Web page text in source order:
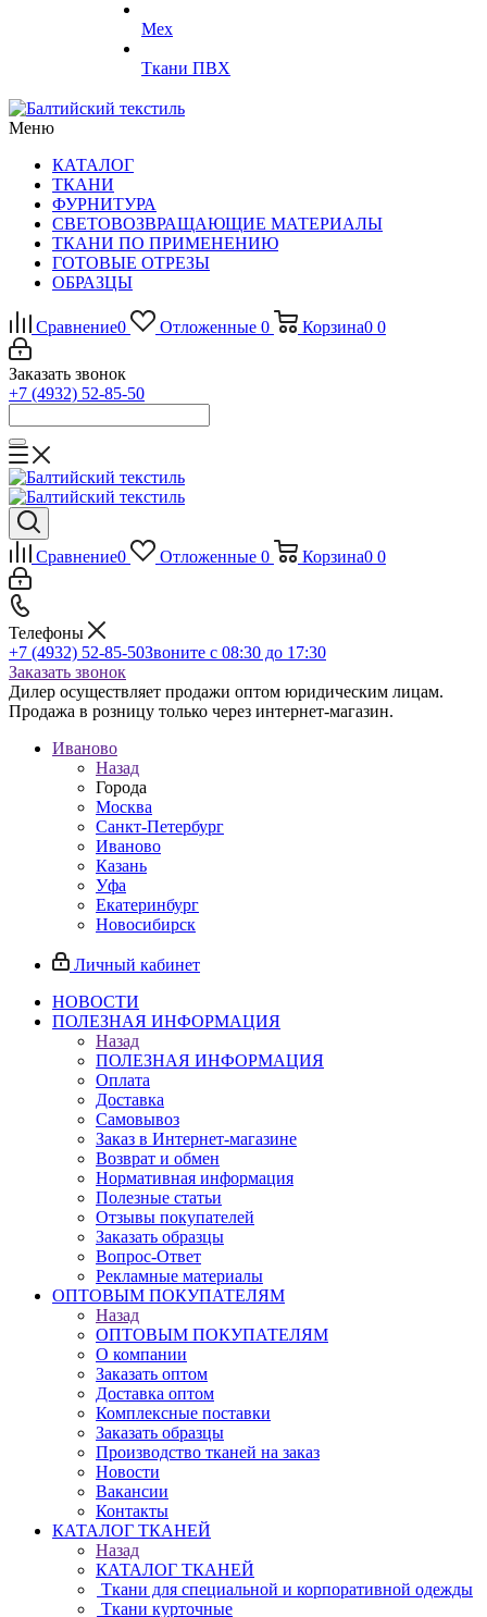
Мех
Ткани ПВХ
Меню
КАТАЛОГ
ТКАНИ
ФУРНИТУРА
СВЕТОВОЗВРАЩАЮЩИЕ МАТЕРИАЛЫ
ТКАНИ ПО ПРИМЕНЕНИЮ
ГОТОВЫЕ ОТРЕЗЫ
ОБРАЗЦЫ
Сравнение0 Отложенные 0 Корзина0 0
Заказать звонок
+7 (4932) 52-85-50
Сравнение0 Отложенные 0 Корзина0 0
Телефоны
+7 (4932) 52-85-50Звоните с 08:30 до 17:30
Заказать звонок
Дилер осуществляет продажи оптом юридическим лицам.
Продажа в розницу только через интернет-магазин.
Иваново
Назад
Города
Москва
Санкт-Петербург
Иваново
Казань
Уфа
Екатеринбург
Новосибирск
Личный кабинет
НОВОСТИ
ПОЛЕЗНАЯ ИНФОРМАЦИЯ
Назад
ПОЛЕЗНАЯ ИНФОРМАЦИЯ
Оплата
Доставка
Самовывоз
Заказ в Интернет-магазине
Возврат и обмен
Нормативная информация
Полезные статьи
Отзывы покупателей
Заказать образцы
Вопрос-Ответ
Рекламные материалы
ОПТОВЫМ ПОКУПАТЕЛЯМ
Назад
ОПТОВЫМ ПОКУПАТЕЛЯМ
О компании
Заказать оптом
Доставка оптом
Комплексные поставки
Заказать образцы
Производство тканей на заказ
Новости
Вакансии
Контакты
КАТАЛОГ ТКАНЕЙ
Назад
КАТАЛОГ ТКАНЕЙ
Ткани для специальной и корпоративной одежды
Ткани курточные